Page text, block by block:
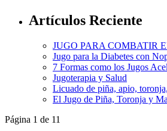
Artículos Reciente
JUGO PARA COMBATIR
Jugo para la Diabetes con
7 Formas como los Jugos
Jugoterapia y Salud
Licuado de piña, apio,
El Jugo de Piña, Toronja y
Página 1 de 11